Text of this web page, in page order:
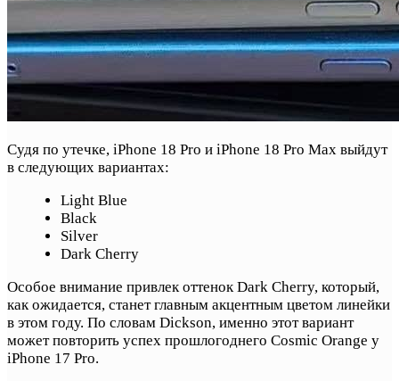
Судя по утечке, iPhone 18 Pro и iPhone 18 Pro Max выйдут
в следующих вариантах:
Light Blue
Black
Silver
Dark Cherry
Особое внимание привлек оттенок Dark Cherry, который,
как ожидается, станет главным акцентным цветом линейки
в этом году. По словам Dickson, именно этот вариант
может повторить успех прошлогоднего Cosmic Orange у
iPhone 17 Pro.